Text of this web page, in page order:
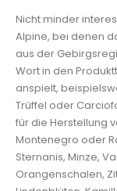
Nicht minder
Alpine, bei denen
aus der
Wort in den
anspielt,
Trüffel oder
für die Herstellung
Montenegro oder
Sternanis, Minze,
Orangenschalen,